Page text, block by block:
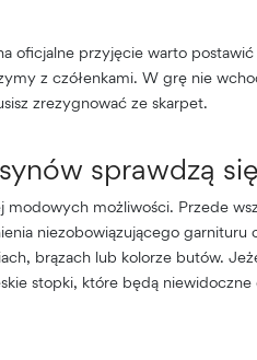
oficjalne przyjęcie warto
z czółenkami. W grę nie
zrezygnować ze skarpet.
sprawdzą
możliwości. Przede
niezobowiązującego
brązach lub kolorze butów.
stopki, które będą niewidoczne